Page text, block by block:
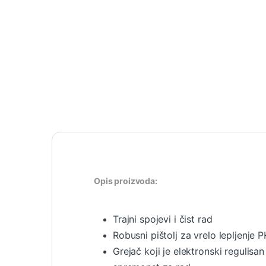
Opis proizvoda:
Trajni spojevi i čist rad
Robusni pištolj za vrelo lepljenje
Grejač koji je elektronski